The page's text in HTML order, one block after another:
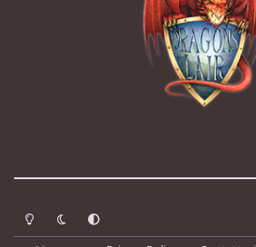
Modalità chiara
Modalità scuraSegui la preferenza del sistema